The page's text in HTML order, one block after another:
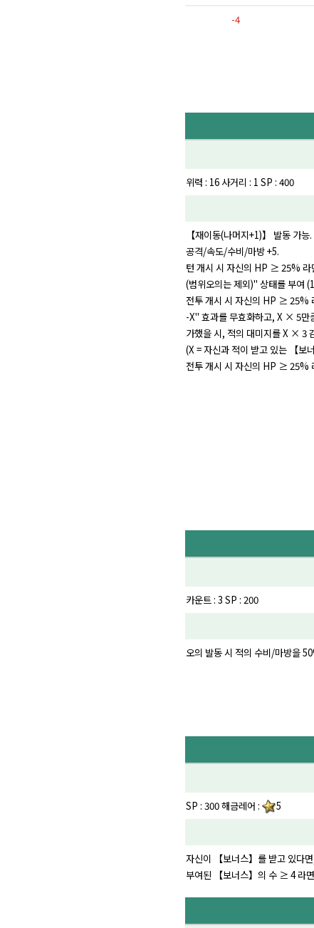
-4
위력 : 16 사거리 : 1 SP : 400
【재이동(나머지+1)】 발동 가
공격/속도/수비/마방 +5.
턴 개시 시 자신의 HP ≥ 25% 라
(범위오의는 제외)" 상태를 부여
전투 개시 시 자신의 HP ≥ 25%
-X" 효과를 무효화하고, X × 5만
가했을 시, 적의 대미지를 X × 3
(X = 자신과 적이 받고 있는 【보
전투 개시 시 자신의 HP ≥ 25%
카운트 : 3 SP : 200
오의 발동 시 적의 수비/마방을
SP : 300 해금레어 : 5
자신이 【보너스】를 받고 있다
부여된 【보너스】의 수 ≥ 4 라